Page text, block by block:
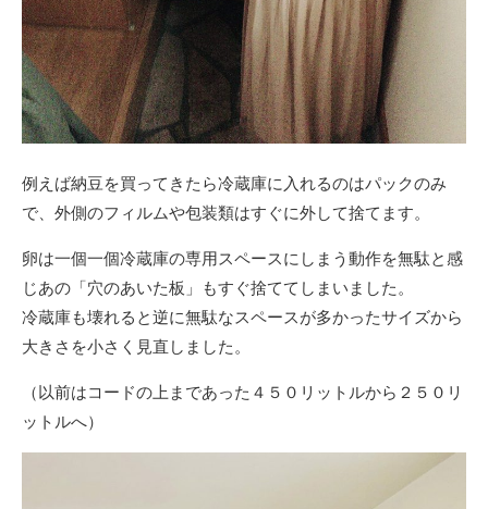
例えば納豆を買ってきたら冷蔵庫に入れるのはパックのみ
で、外側のフィルムや包装類はすぐに外して捨てます。
卵は一個一個冷蔵庫の専用スペースにしまう動作を無駄と感
じあの「穴のあいた板」もすぐ捨ててしまいました。
冷蔵庫も壊れると逆に無駄なスペースが多かったサイズから
大きさを小さく見直しました。
（以前はコードの上まであった４５０リットルから２５０リ
ットルへ）